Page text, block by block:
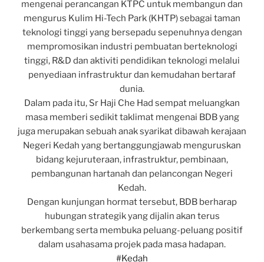
mengenai perancangan KTPC untuk membangun dan
mengurus Kulim Hi-Tech Park (KHTP) sebagai taman
teknologi tinggi yang bersepadu sepenuhnya dengan
mempromosikan industri pembuatan berteknologi
tinggi, R&D dan aktiviti pendidikan teknologi melalui
penyediaan infrastruktur dan kemudahan bertaraf
dunia.
Dalam pada itu, Sr Haji Che Had sempat meluangkan
masa memberi sedikit taklimat mengenai BDB yang
juga merupakan sebuah anak syarikat dibawah kerajaan
Negeri Kedah yang bertanggungjawab menguruskan
bidang kejuruteraan, infrastruktur, pembinaan,
pembangunan hartanah dan pelancongan Negeri
Kedah.
Dengan kunjungan hormat tersebut, BDB berharap
hubungan strategik yang dijalin akan terus
berkembang serta membuka peluang-peluang positif
dalam usahasama projek pada masa hadapan.
#Kedah